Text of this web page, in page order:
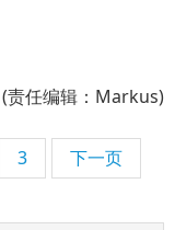
(责任编辑：Markus)
3 下一页